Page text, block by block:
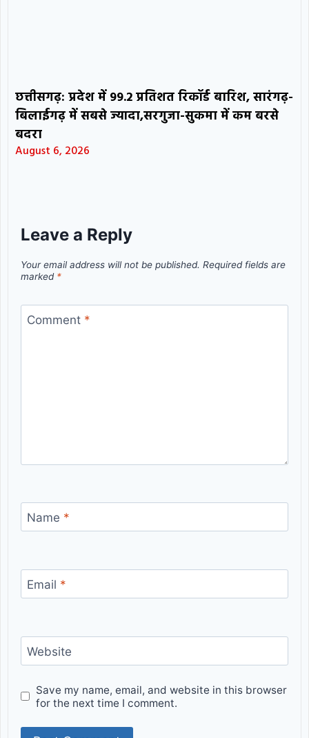
छत्तीसगढ़: प्रदेश में 99.2 प्रतिशत रिकॉर्ड बारिश, सारंगढ़-
बिलाईगढ़ में सबसे ज्यादा,सरगुजा-सुकमा में कम बरसे
बदरा
August 6, 2026
Leave a Reply
Your email address will not be published. Required fields are
marked *
Comment *
Name *
Email *
Website
Save my name, email, and website in this browser
for the next time I comment.